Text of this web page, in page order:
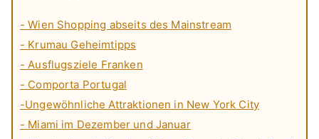
- Wien Shopping abseits des Mainstream
- Krumau Geheimtipps
- Ausflugsziele Franken
- Comporta Portugal
-Ungewöhnliche Attraktionen in New York City
- Miami im Dezember und Januar